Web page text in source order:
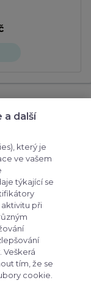
vám nic
a další
který je
ve vašem
týkající se
aktivitu při
Veškerá
tím, že se
cookie.